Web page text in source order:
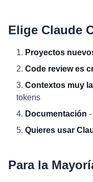
Elige Claude
Proyectos
Code review es
Contextos muy
tokens
Documentación -
Quieres usar
Para la